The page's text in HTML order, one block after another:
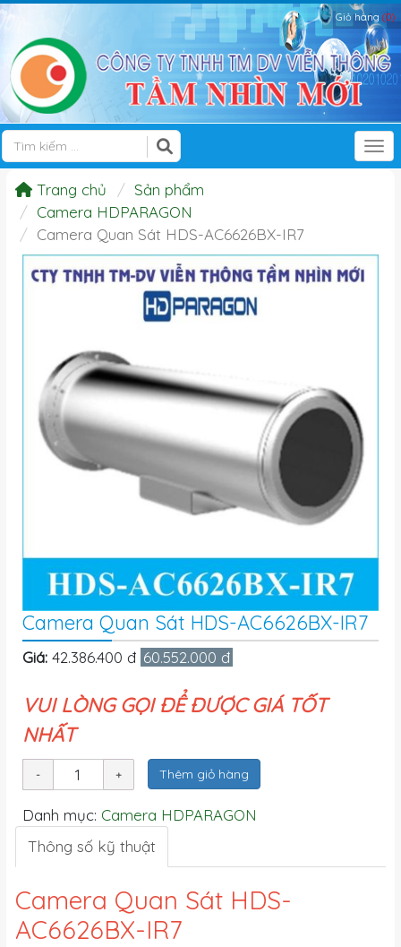
Giỏ hàng (0)
Trang chủ
Sản phẩm
Camera HDPARAGON
Camera Quan Sát HDS-AC6626BX-IR7
Camera Quan Sát HDS-AC6626BX-IR7
Giá: 42.386.400 đ 60.552.000 đ
VUI LÒNG GỌI ĐỂ ĐƯỢC GIÁ TỐT
NHẤT
Thêm giỏ hàng
Danh mục: Camera HDPARAGON
Thông số kỹ thuật
Camera Quan Sát HDS-
AC6626BX-IR7